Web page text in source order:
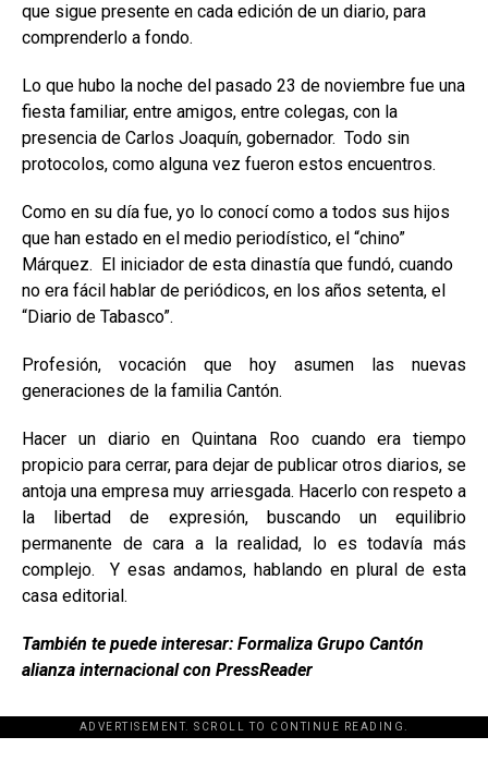
que sigue presente en cada edición de un diario, para
comprenderlo a fondo.
Lo que hubo la noche del pasado 23 de noviembre fue una
fiesta familiar, entre amigos, entre colegas, con la
presencia de Carlos Joaquín, gobernador. Todo sin
protocolos, como alguna vez fueron estos encuentros.
Como en su día fue, yo lo conocí como a todos sus hijos
que han estado en el medio periodístico, el “chino”
Márquez. El iniciador de esta dinastía que fundó, cuando
no era fácil hablar de periódicos, en los años setenta, el
“Diario de Tabasco”.
Profesión, vocación que hoy asumen las nuevas
generaciones de la familia Cantón.
Hacer un diario en Quintana Roo cuando era tiempo
propicio para cerrar, para dejar de publicar otros diarios, se
antoja una empresa muy arriesgada. Hacerlo con respeto a
la libertad de expresión, buscando un equilibrio
permanente de cara a la realidad, lo es todavía más
complejo. Y esas andamos, hablando en plural de esta
casa editorial.
También te puede interesar: Formaliza Grupo Cantón
alianza internacional con PressReader
ADVERTISEMENT. SCROLL TO CONTINUE READING.
[adsforwp id="243463"]